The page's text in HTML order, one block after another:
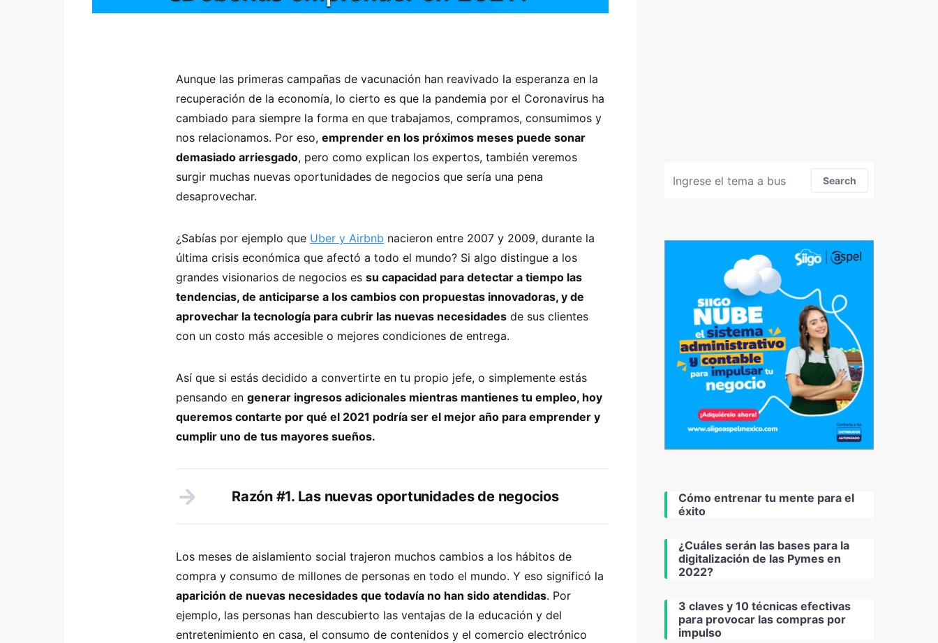
Aunque las primeras campañas de vacunación han reavivado la esperanza en la
recuperación de la economía, lo cierto es que la pandemia por el Coronavirus ha
cambiado para siempre la forma en que trabajamos, compramos, consumimos y
nos relacionamos. Por eso, emprender en los próximos meses puede sonar
demasiado arriesgado, pero como explican los expertos, también veremos
surgir muchas nuevas oportunidades de negocios que sería una pena
desaprovechar.
¿Sabías por ejemplo que Uber y Airbnb nacieron entre 2007 y 2009, durante la
última crisis económica que afectó a todo el mundo? Si algo distingue a los
grandes visionarios de negocios es su capacidad para detectar a tiempo las
tendencias, de anticiparse a los cambios con propuestas innovadoras, y de
aprovechar la tecnología para cubrir las nuevas necesidades de sus clientes
con un costo más accesible o mejores condiciones de entrega.
Así que si estás decidido a convertirte en tu propio jefe, o simplemente estás
pensando en generar ingresos adicionales mientras mantienes tu empleo, hoy
queremos contarte por qué el 2021 podría ser el mejor año para emprender y
cumplir uno de tus mayores sueños.
Razón #1. Las nuevas oportunidades de negocios
Los meses de aislamiento social trajeron muchos cambios a los hábitos de
compra y consumo de millones de personas en todo el mundo. Y eso significó la
aparición de nuevas necesidades que todavía no han sido atendidas. Por
ejemplo, las personas han descubierto las ventajas de la educación y del
entretenimiento en casa, el consumo de contenidos y el comercio electrónico
Search
Cómo entrenar tu mente para el
éxito
¿Cuáles serán las bases para la
digitalización de las Pymes en
2022?
3 claves y 10 técnicas efectivas
para provocar las compras por
impulso